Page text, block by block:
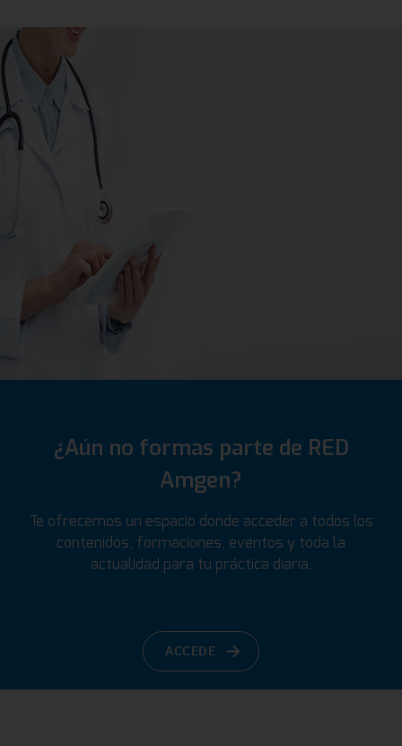
¿Aún no formas parte de RED
Amgen?
Te ofrecemos un espacio donde acceder a todos los
contenidos, formaciones, eventos y toda la
actualidad para tu práctica diaria.
ACCEDE